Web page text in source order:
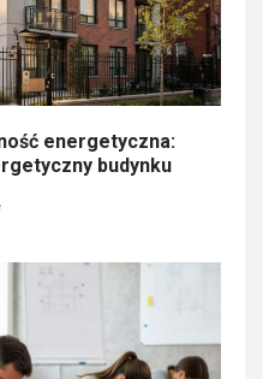
energetyczna:
budynku